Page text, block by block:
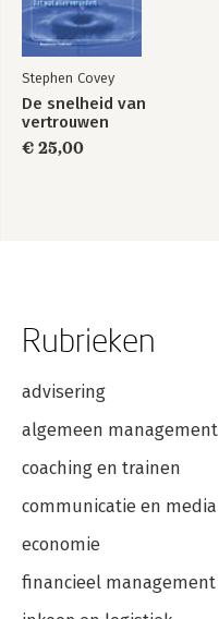
Stephen Covey
De snelheid van
vertrouwen
€ 25,00
Rubrieken
advisering
algemeen management
coaching en trainen
communicatie en media
economie
financieel management